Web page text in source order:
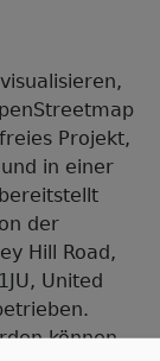
Projekt,
in einer
der
Hill Road,
United
können,